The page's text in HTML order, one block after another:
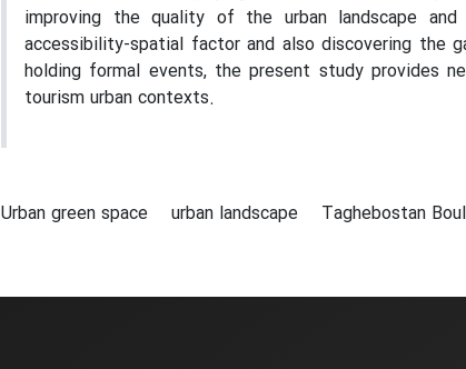
improving the quality of the urban landscape
accessibility-spatial factor and also discovering the
holding formal events, the present study provides
tourism urban contexts.
Urban green space urban landscape Taghebostan